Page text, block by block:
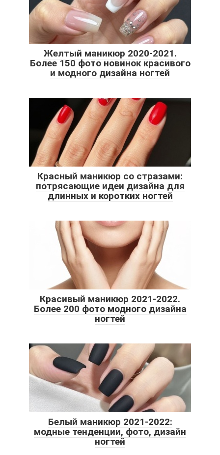
Желтый маникюр 2020-2021.
Более 150 фото новинок красивого
и модного дизайна ногтей
Красный маникюр со стразами:
потрясающие идеи дизайна для
длинных и коротких ногтей
Красивый маникюр 2021-2022.
Более 200 фото модного дизайна
ногтей
Белый маникюр 2021-2022:
модные тенденции, фото, дизайн
ногтей